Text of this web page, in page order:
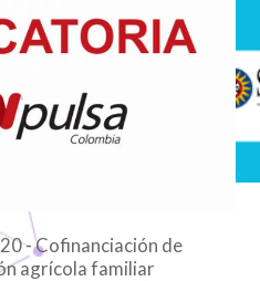
- Cofinanciación de
agrícola familiar